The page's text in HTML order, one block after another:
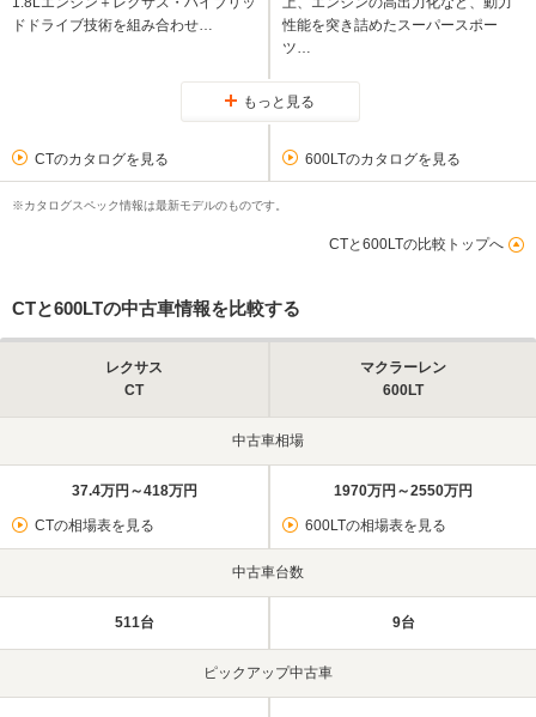
ドドライブ技術を組み合わせ…
性能を突き詰めたスーパースポー
ツ…
もっと見る
CTのカタログを見る 600LTのカタログを見る
※カタログスペック情報は最新モデルのものです。
CTと600LTの比較トップへ
CTと600LTの中古車情報を比較する
レクサス
CT
マクラーレン
600LT
中古車相場
37.4万円～418万円
CTの相場表を見る
1970万円～2550万円
600LTの相場表を見る
中古車台数
511台 9台
ピックアップ中古車